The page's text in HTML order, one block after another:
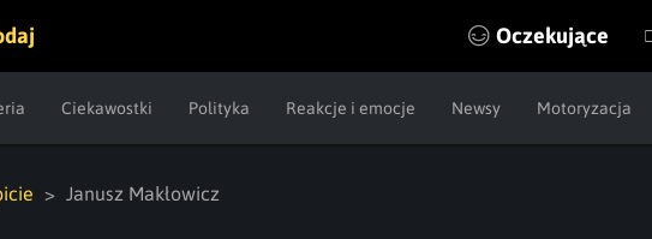
Oczekujące
Ciekawostki Polityka Reakcje i emocje Newsy Motoryzacja
Janusz Makłowicz